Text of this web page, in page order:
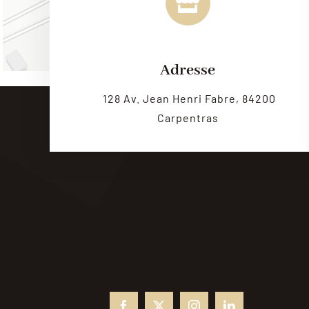
Adresse
128 Av. Jean Henri Fabre, 84200
Carpentras